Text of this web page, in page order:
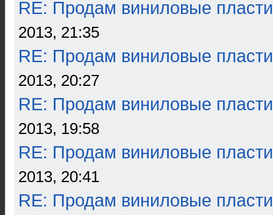
RE: Продам виниловые
2013, 21:35
RE: Продам виниловые
2013, 20:27
RE: Продам виниловые
2013, 19:58
RE: Продам виниловые
2013, 20:41
RE: Продам виниловые